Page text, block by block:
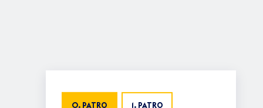
0. PATRO 1. PATRO